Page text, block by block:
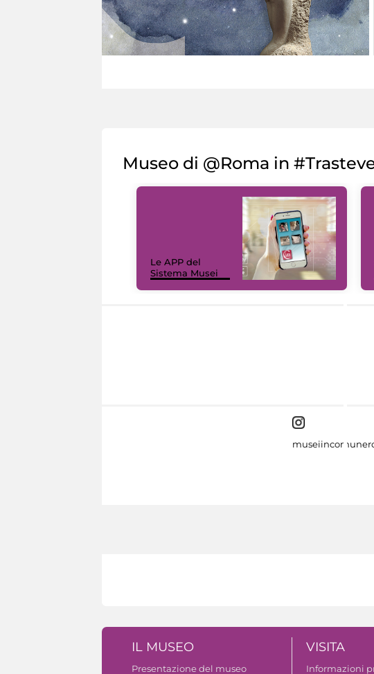
Museo di @Roma in
Le APP del
Sistema Musei
IL MUSEO
Presentazione del museo
VISITA
Informazioni